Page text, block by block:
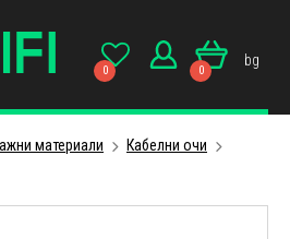
0 0
bg
материали
Кабелни очи